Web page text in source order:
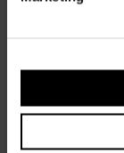
meistens noch
verursachter
unnötig
Abwehrmauer),